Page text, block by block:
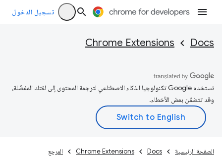
تسجيل الدخول
Docs
Chrome Extensions
تستخدم Google تكنولوجيا الذكاء الاصطناعي لترجمة المحتوى إلى لغتك المفضّلة،
وقد تتضمّن بعض الأخطاء.
الصفحة الرئيسية Docs
Chrome Extensions المرجع